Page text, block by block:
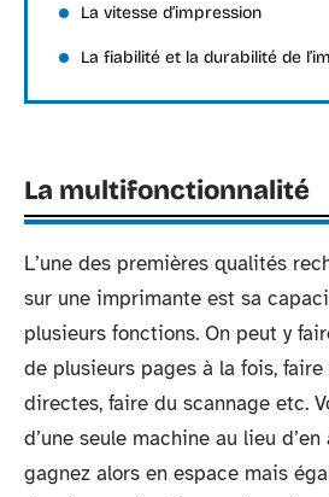
La vitesse d’impression
La fiabilité et la durabilité de
La multifonctionnalité
L’une des premières qualités
sur une imprimante est sa
plusieurs fonctions. On peut y
de plusieurs pages à la fois,
directes, faire du scannage etc.
d’une seule machine au lieu
gagnez alors en espace mais